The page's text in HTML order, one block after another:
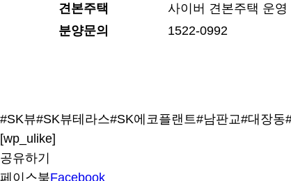
견본주택
사이버 견본주택 운영
분양문의
1522-0992
#SK뷰#SK뷰테라스#SK에코플랜트#남판교#대장동
[wp_ulike]
공유하기
페이스북Facebook